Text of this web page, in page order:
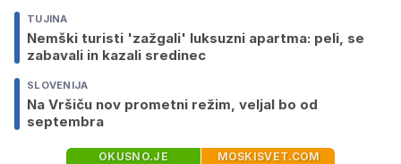
TUJINA
Nemški turisti 'zažgali' luksuzni apartma: peli, se
zabavali in kazali sredinec
SLOVENIJA
Na Vršiču nov prometni režim, veljal bo od
septembra
OKUSNO.JE MOSKISVET.COM